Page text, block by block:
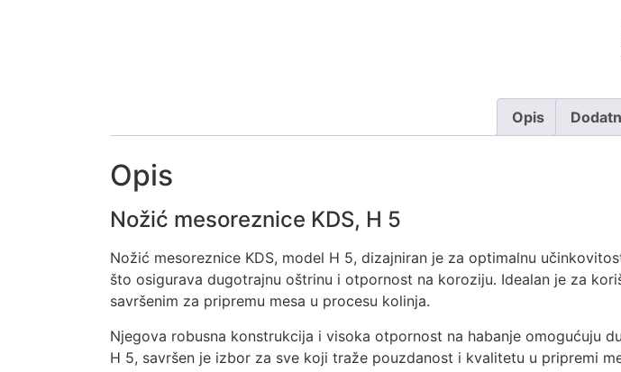
Opis
Opis
Nožić mesoreznice KDS, H 5
Nožić mesoreznice KDS, model H 5, dizajniran je za optimalnu
što osigurava dugotrajnu oštrinu i otpornost na koroziju. Idealan je za
savršenim za pripremu mesa u procesu kolinja.
Njegova robusna konstrukcija i visoka otpornost na habanje omogućuju
H 5, savršen je izbor za sve koji traže pouzdanost i kvalitetu u pripremi